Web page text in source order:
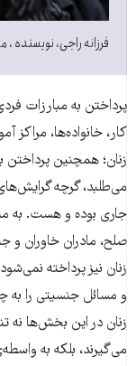
فرزانه راجی، نویسنده
پرداختن به مبارزات
کار، خانواده‌ها، مراکز
زنان؛ همچنین
می‌طلبد، گرچه
جاری بوده و هست. به
صلح، مادران خاوران
زنان نیز پرداخته
و مسائل جنسیتی را به
زنان در این بخش‌ها نه
می‌گیرند، بلکه به